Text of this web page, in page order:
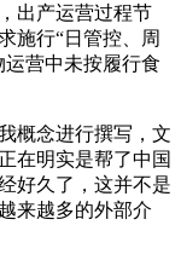
出产运营过程节
施行“日管控、周
营中未按履行食
概念进行撰写，文
在明实是帮了中国
好久了，这并不是
来越多的外部介